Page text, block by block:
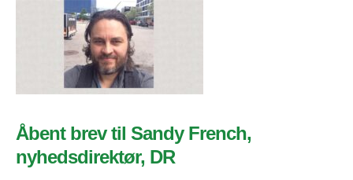
Åbent brev til Sandy French,
nyhedsdirektør, DR